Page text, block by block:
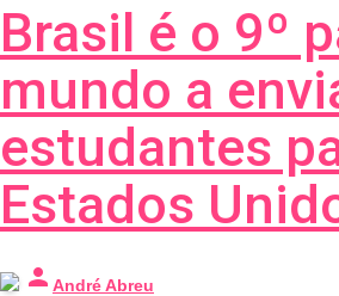
Brasil é o 9º
mundo a
estudantes
Estados
person André Abreu